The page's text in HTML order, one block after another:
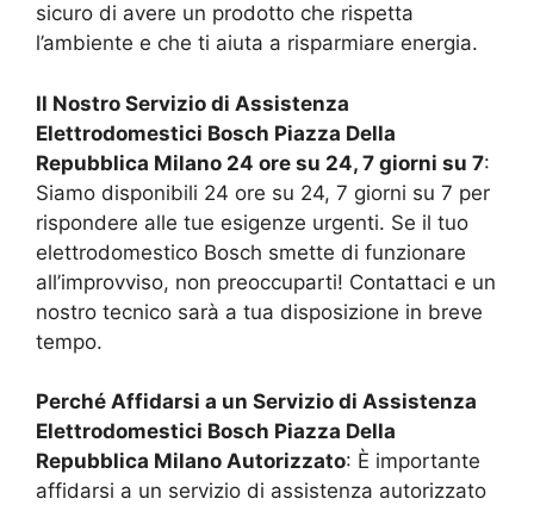
sicuro di avere un prodotto che rispetta
l’ambiente e che ti aiuta a risparmiare energia.
Il Nostro Servizio di Assistenza
Elettrodomestici Bosch Piazza Della
Repubblica Milano 24 ore su 24, 7 giorni su 7:
Siamo disponibili 24 ore su 24, 7 giorni su 7 per
rispondere alle tue esigenze urgenti. Se il tuo
elettrodomestico Bosch smette di funzionare
all’improvviso, non preoccuparti! Contattaci e un
nostro tecnico sarà a tua disposizione in breve
tempo.
Perché Affidarsi a un Servizio di Assistenza
Elettrodomestici Bosch Piazza Della
Repubblica Milano Autorizzato: È importante
affidarsi a un servizio di assistenza autorizzato